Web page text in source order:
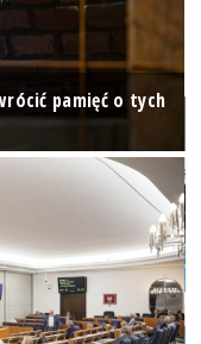
pamięć o tych